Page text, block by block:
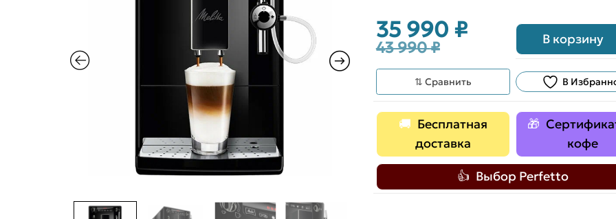
43 990₽
Первоначальная
цена
составляла
43 990 ₽.
35 990 ₽
Текущая
цена:
35 990 ₽.
В корзину
⇅ Сравнить В
Бесплатная
доставка
кофе
Выбор Perfetto